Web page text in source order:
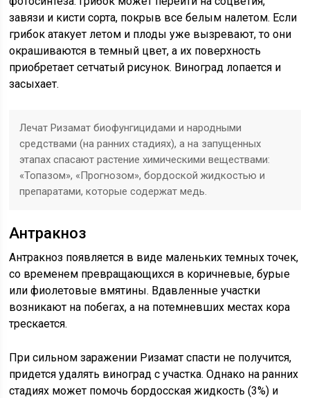
завязи и кисти сорта, покрыв все белым налетом. Если
грибок атакует летом и плоды уже вызревают, то они
окрашиваются в темный цвет, а их поверхность
приобретает сетчатый рисунок. Виноград лопается и
засыхает.
Лечат Ризамат биофунгицидами и народными
средствами (на ранних стадиях), а на запущенных
этапах спасают растение химическими веществами:
«Топазом», «Прогнозом», бордоской жидкостью и
препаратами, которые содержат медь.
Антракноз
Антракноз появляется в виде маленьких темных точек,
со временем превращающихся в коричневые, бурые
или фиолетовые вмятины. Вдавленные участки
возникают на побегах, а на потемневших местах кора
трескается.
При сильном заражении Ризамат спасти не получится,
придется удалять виноград с участка. Однако на ранних
стадиях может помочь бордосская жидкость (3%) и